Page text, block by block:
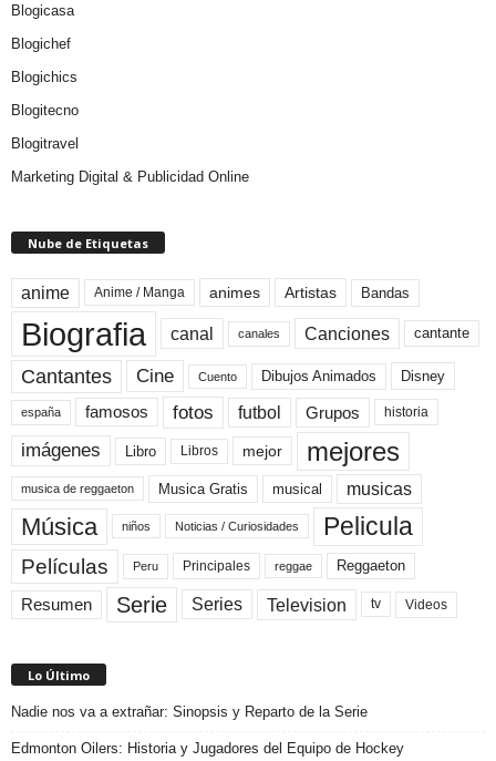
Blogicasa
Blogichef
Blogichics
Blogitecno
Blogitravel
Marketing Digital & Publicidad Online
Nube de Etiquetas
anime Anime / Manga animes Artistas Bandas
Biografia canal canales Canciones cantante
Cantantes Cine Cuento Dibujos Animados Disney
españa famosos fotos futbol Grupos historia
imágenes Libro Libros mejor mejores
musica de reggaeton Musica Gratis musical musicas
Música niños Noticias / Curiosidades Pelicula
Películas Peru Principales reggae Reggaeton
Resumen Serie Series Television tv Videos
Lo Último
Nadie nos va a extrañar: Sinopsis y Reparto de la Serie
Edmonton Oilers: Historia y Jugadores del Equipo de Hockey